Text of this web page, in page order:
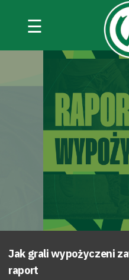
☰
Jak grali wypożyczeni
raport